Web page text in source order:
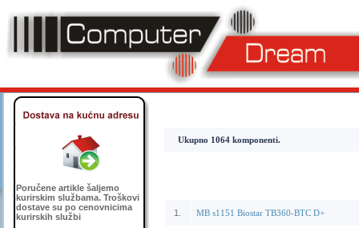
Poručene artikle šaljemo
kurirskim službama. Troškovi
dostave su po cenovnicima
kurirskih službi
Ukupno 1064 komponenti.
1. MB s1151 Biostar TB360-BTC D+